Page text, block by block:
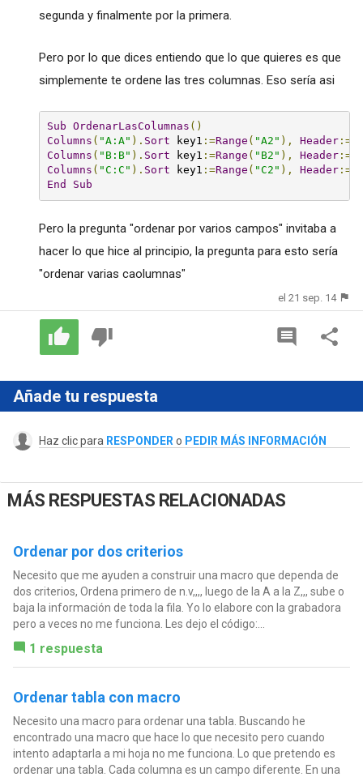
segunda y finalmente por la primera.
Pero por lo que dices entiendo que lo que quieres es que
simplemente te ordene las tres columnas. Eso sería asi
Sub OrdenarLasColumnas ()
Columns ( "A:A" ). Sort key1 :=Range ( "A2" ), Header :=
Columns ( "B:B" ). Sort key1 :=Range ( "B2" ), Header :=
Columns ( "C:C" ). Sort key1 :=Range ( "C2" ), Header :=
End
Sub
Pero la pregunta "ordenar por varios campos" invitaba a
hacer lo que hice al principio, la pregunta para esto sería
"ordenar varias caolumnas"
el 21 sep. 14
Añade tu respuesta
Haz clic para RESPONDER o PEDIR MÁS INFORMACIÓN
MÁS RESPUESTAS RELACIONADAS
Ordenar por dos criterios
Necesito que me ayuden a construir una macro que dependa de
dos criterios, Ordena primero de n.v,,,, luego de la A a la Z,,, sube o
baja la información de toda la fila. Yo lo elabore con la grabadora
pero a veces no me funciona. Les dejo el código:...
1 respuesta
Ordenar tabla con macro
Necesito una macro para ordenar una tabla. Buscando he
encontrado una macro que hace lo que necesito pero cuando
intento adaptarla a mi hoja no me funciona. Lo que pretendo es
ordenar una tabla. Cada columna es un campo diferente. En una